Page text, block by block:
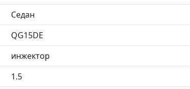
Седан
QG15DE
инжектор
1.5